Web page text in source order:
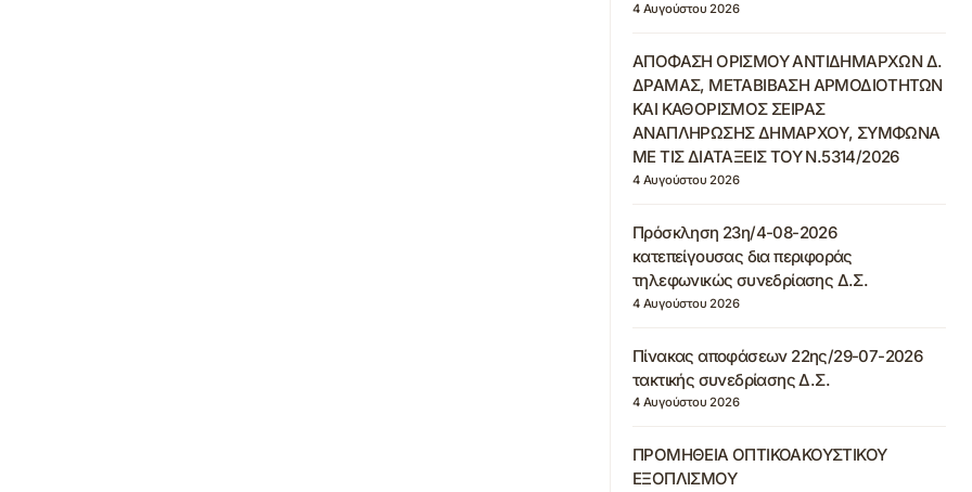
4 Αυγούστου 2026
ΑΠΟΦΑΣΗ ΟΡΙΣΜΟΥ ΑΝΤΙΔΗΜΑΡΧΩΝ Δ.
ΔΡΑΜΑΣ, ΜΕΤΑΒΙΒΑΣΗ ΑΡΜΟΔΙΟΤΗΤΩΝ
ΚΑΙ ΚΑΘΟΡΙΣΜΟΣ ΣΕΙΡΑΣ
ΑΝΑΠΛΗΡΩΣΗΣ ΔΗΜΑΡΧΟΥ, ΣΥΜΦΩΝΑ
ΜΕ ΤΙΣ ΔΙΑΤΑΞΕΙΣ ΤΟΥ Ν.5314/2026
4 Αυγούστου 2026
Πρόσκληση 23η/4-08-2026
κατεπείγουσας δια περιφοράς
τηλεφωνικώς συνεδρίασης Δ.Σ.
4 Αυγούστου 2026
Πίνακας αποφάσεων 22ης/29-07-2026
τακτικής συνεδρίασης Δ.Σ.
4 Αυγούστου 2026
ΠΡΟΜΗΘΕΙΑ ΟΠΤΙΚΟΑΚΟΥΣΤΙΚΟΥ
ΕΞΟΠΛΙΣΜΟΥ